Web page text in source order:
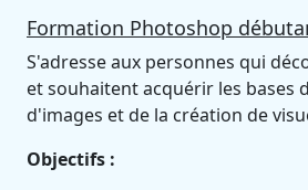
Formation Photoshop
S'adresse aux personnes qui
et souhaitent acquérir les bases
d'images et de la création de
Objectifs :